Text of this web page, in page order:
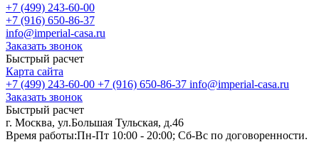
+7 (499) 243-60-00
+7 (916) 650-86-37
info@imperial-casa.ru
Заказать звонок
Быстрый расчет
Карта сайта
+7 (499) 243-60-00 +7 (916) 650-86-37 info@imperial-casa.ru
Заказать звонок
Быстрый расчет
г. Москва, ул.Большая Тульская, д.46
Время работы:Пн-Пт 10:00 - 20:00; Сб-Вс по договоренности.